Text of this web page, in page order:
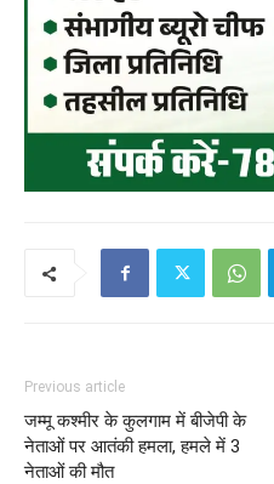
Previous article
जम्मू कश्मीर के कुलगाम में बीजेपी के
नेताओं पर आतंकी हमला, हमले में 3
नेताओं की मौत